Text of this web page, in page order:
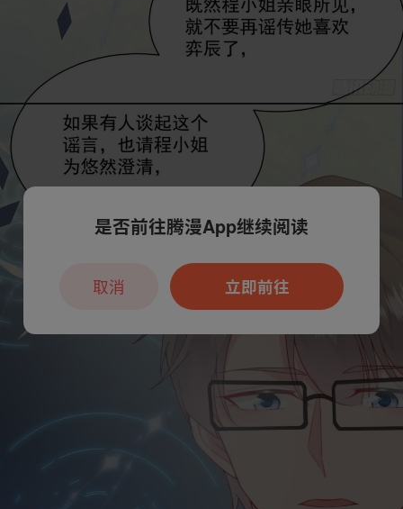
是否前往腾漫App继续阅读
立即前往
取消